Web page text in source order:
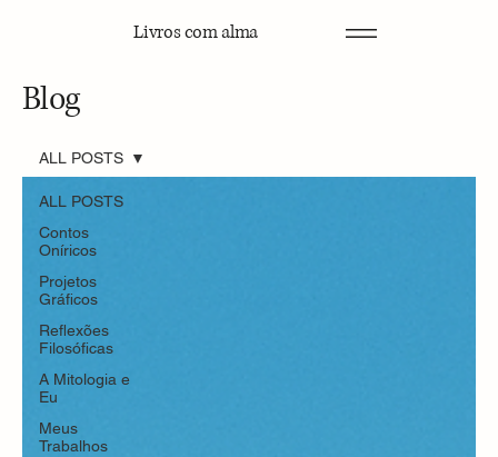
Livros com alma
Blog
ALL POSTS
Contos
Oníricos
Projetos
Gráficos
Reflexões
Filosóficas
A Mitologia e
Eu
Meus
Trabalhos
ALL POSTS